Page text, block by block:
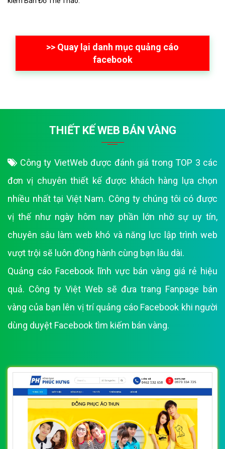
>> Quay lại danh mục quảng cáo
facebook
THIẾT KẾ WEB BÁN VÀNG
Công ty VietWeb được đánh giá trong TOP 3 các
đơn vị chuyên thiết kế được khách hàng lựa chọn
nhiều nhất tại Việt Nam. Công ty chúng tôi có được
vị thế như ngày hôm nay phần lớn nhờ sự uy tín,
chuyên sâu làm web khó và năng lực lập trình web
vượt trội sẽ luôn đồng hành cùng bạn lâu dài.
Quảng cáo Facebook lĩnh vực bán vàng giá rẻ hiệu
quả. Công ty Việt Web sẽ đưa trang Fanpage bán
vàng của bạn lên vị trí quảng cáo Facebook khi người
dùng duyệt Facebook tìm kiếm bán vàng.